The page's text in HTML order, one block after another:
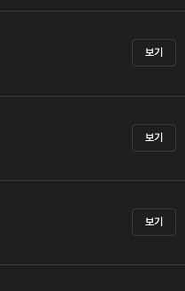
보기
보기
보기